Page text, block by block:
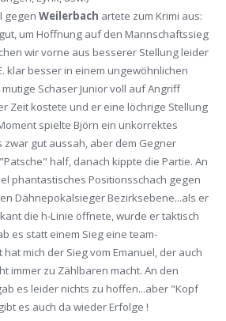
gegen Weilerbach artete zum Krimi aus:
um Hoffnung auf den Mannschaftssieg
wir vorne aus besserer Stellung leider
klar besser in einem ungewöhnlichen
Schaser Junior voll auf Angriff
Zeit kostete und er eine löchrige Stellung
spielte Björn ein unkorrektes
zwar gut aussah, aber dem Gegner
half, danach kippte die Partie. An
phantastisches Positionsschach gegen
Dähnepokalsieger Bezirksebene...als er
die h-Linie öffnete, wurde er taktisch
es statt einem Sieg eine team-
mich der Sieg vom Emanuel, der auch
immer zu Zählbaren macht. An den
es leider nichts zu hoffen...aber "Kopf
es auch da wieder Erfolge !